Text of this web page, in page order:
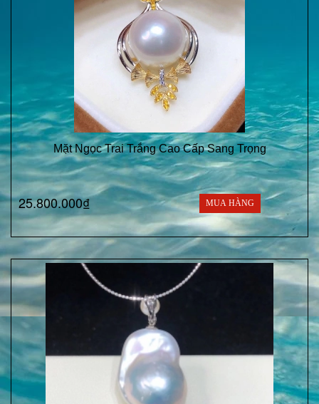
Mặt Ngọc Trai Trắng Cao Cấp Sang Trọng
25.800.000₫ MUA HÀNG